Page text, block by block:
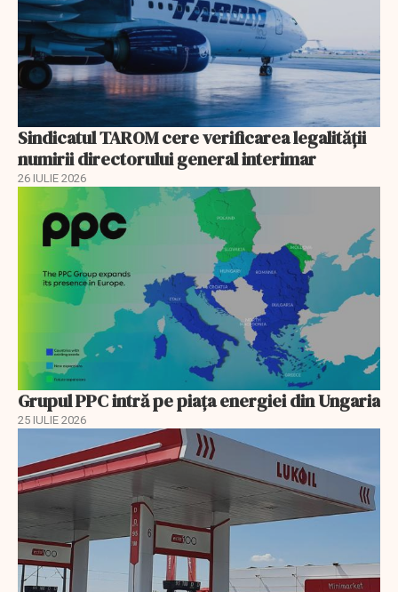
Sindicatul TAROM cere verificarea legalității
numirii directorului general interimar
26 IULIE 2026
Grupul PPC intră pe piața energiei din Ungaria
25 IULIE 2026